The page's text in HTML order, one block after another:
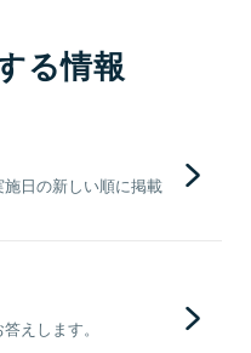
る情報
日の新しい順に掲載
えします。